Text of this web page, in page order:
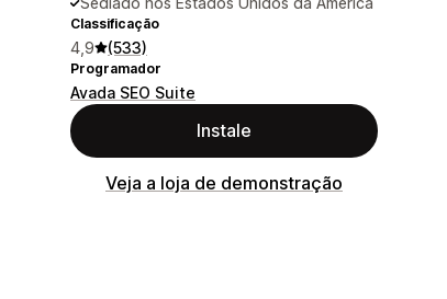
Classificação
4,9 (533)
Programador
Avada SEO Suite
Instale
Veja a loja de demonstração